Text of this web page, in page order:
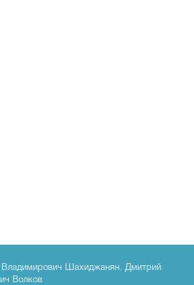
Владимирович Шахиджанян, Дмитрий
Волков